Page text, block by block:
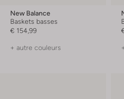
New Balance
Baskets basses
€ 154,99
+ autre couleurs